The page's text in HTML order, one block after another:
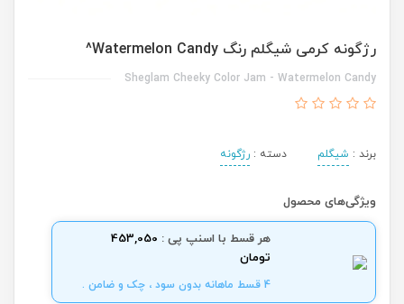
رژگونه کرمی شیگلم رنگ Watermelon Candy^
Sheglam Cheeky Color Jam - Watermelon Candy
برند : شیگلم دسته : رژگونه
ویژگی‌های محصول
هر قسط با اسنپ پی : 453,050
تومان
4 قسط ماهانه بدون سود ، چک و ضامن .